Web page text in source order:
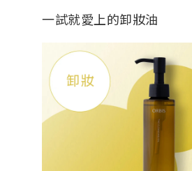
一試就愛上的卸妝油